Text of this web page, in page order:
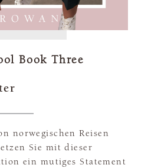
Book Three
norwegischen Reisen
Sie mit dieser
ein mutiges Statement